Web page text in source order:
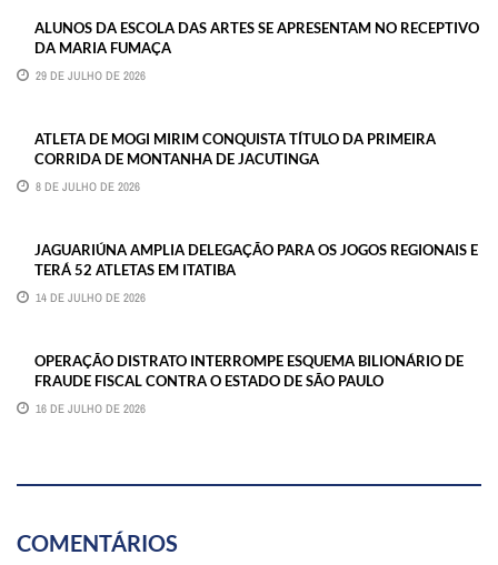
ALUNOS DA ESCOLA DAS ARTES SE APRESENTAM NO RECEPTIVO
DA MARIA FUMAÇA
29 DE JULHO DE 2026
ATLETA DE MOGI MIRIM CONQUISTA TÍTULO DA PRIMEIRA
CORRIDA DE MONTANHA DE JACUTINGA
8 DE JULHO DE 2026
JAGUARIÚNA AMPLIA DELEGAÇÃO PARA OS JOGOS REGIONAIS E
TERÁ 52 ATLETAS EM ITATIBA
14 DE JULHO DE 2026
OPERAÇÃO DISTRATO INTERROMPE ESQUEMA BILIONÁRIO DE
FRAUDE FISCAL CONTRA O ESTADO DE SÃO PAULO
16 DE JULHO DE 2026
COMENTÁRIOS